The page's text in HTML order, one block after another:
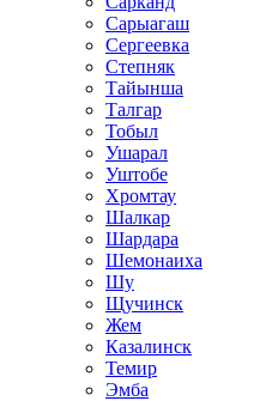
Сарыагаш
Сергеевка
Степняк
Тайынша
Талгар
Тобыл
Ушарал
Уштобе
Хромтау
Шалкар
Шардара
Шемонаиха
Шу
Щучинск
Жем
Казалинск
Темир
Эмба